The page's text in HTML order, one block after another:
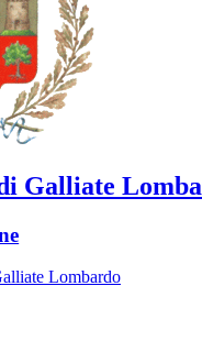
Galliate
Lombardo